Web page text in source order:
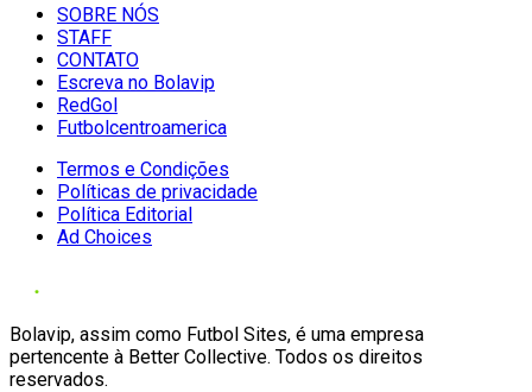
SOBRE NÓS
STAFF
CONTATO
Escreva no Bolavip
RedGol
Futbolcentroamerica
Termos e Condições
Políticas de privacidade
Política Editorial
Ad Choices
Bolavip, assim como Futbol Sites, é uma empresa
pertencente à Better Collective. Todos os direitos
reservados.